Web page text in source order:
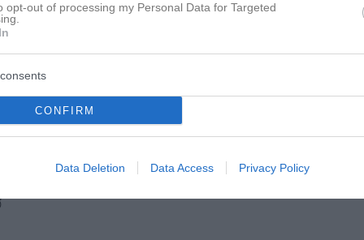
opt-out of processing my Personal Data for Targeted
CONFIRM
Data Deletion Data Access Privacy Policy
ich ganz stark.
war es OK mit dem Abschluss
Abschluss Gespräch unnötig ist.